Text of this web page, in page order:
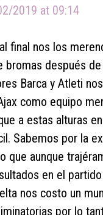
2019 at 09:14
final nos los
bromas después
Barca y Atleti
como equipo
a estas alturas
Sabemos por la
que aunque
en el
nos costo un
por lo